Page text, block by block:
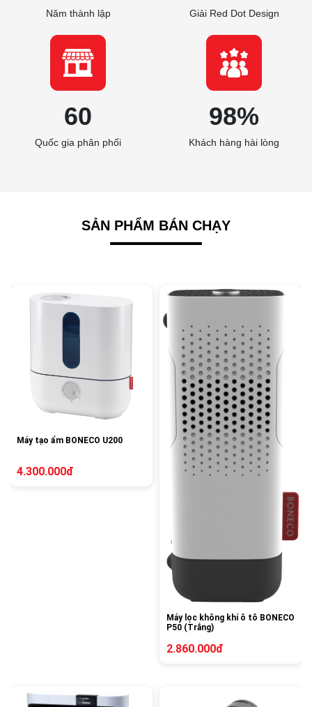
Năm thành lập Giải Red Dot Design
60
Quốc gia phân phối
98%
Khách hàng hài lòng
SẢN PHẨM BÁN CHẠY
Máy tạo ẩm BONECO U200
4.300.000đ
Máy lọc không khí ô tô BONECO
P50 (Trắng)
2.860.000đ